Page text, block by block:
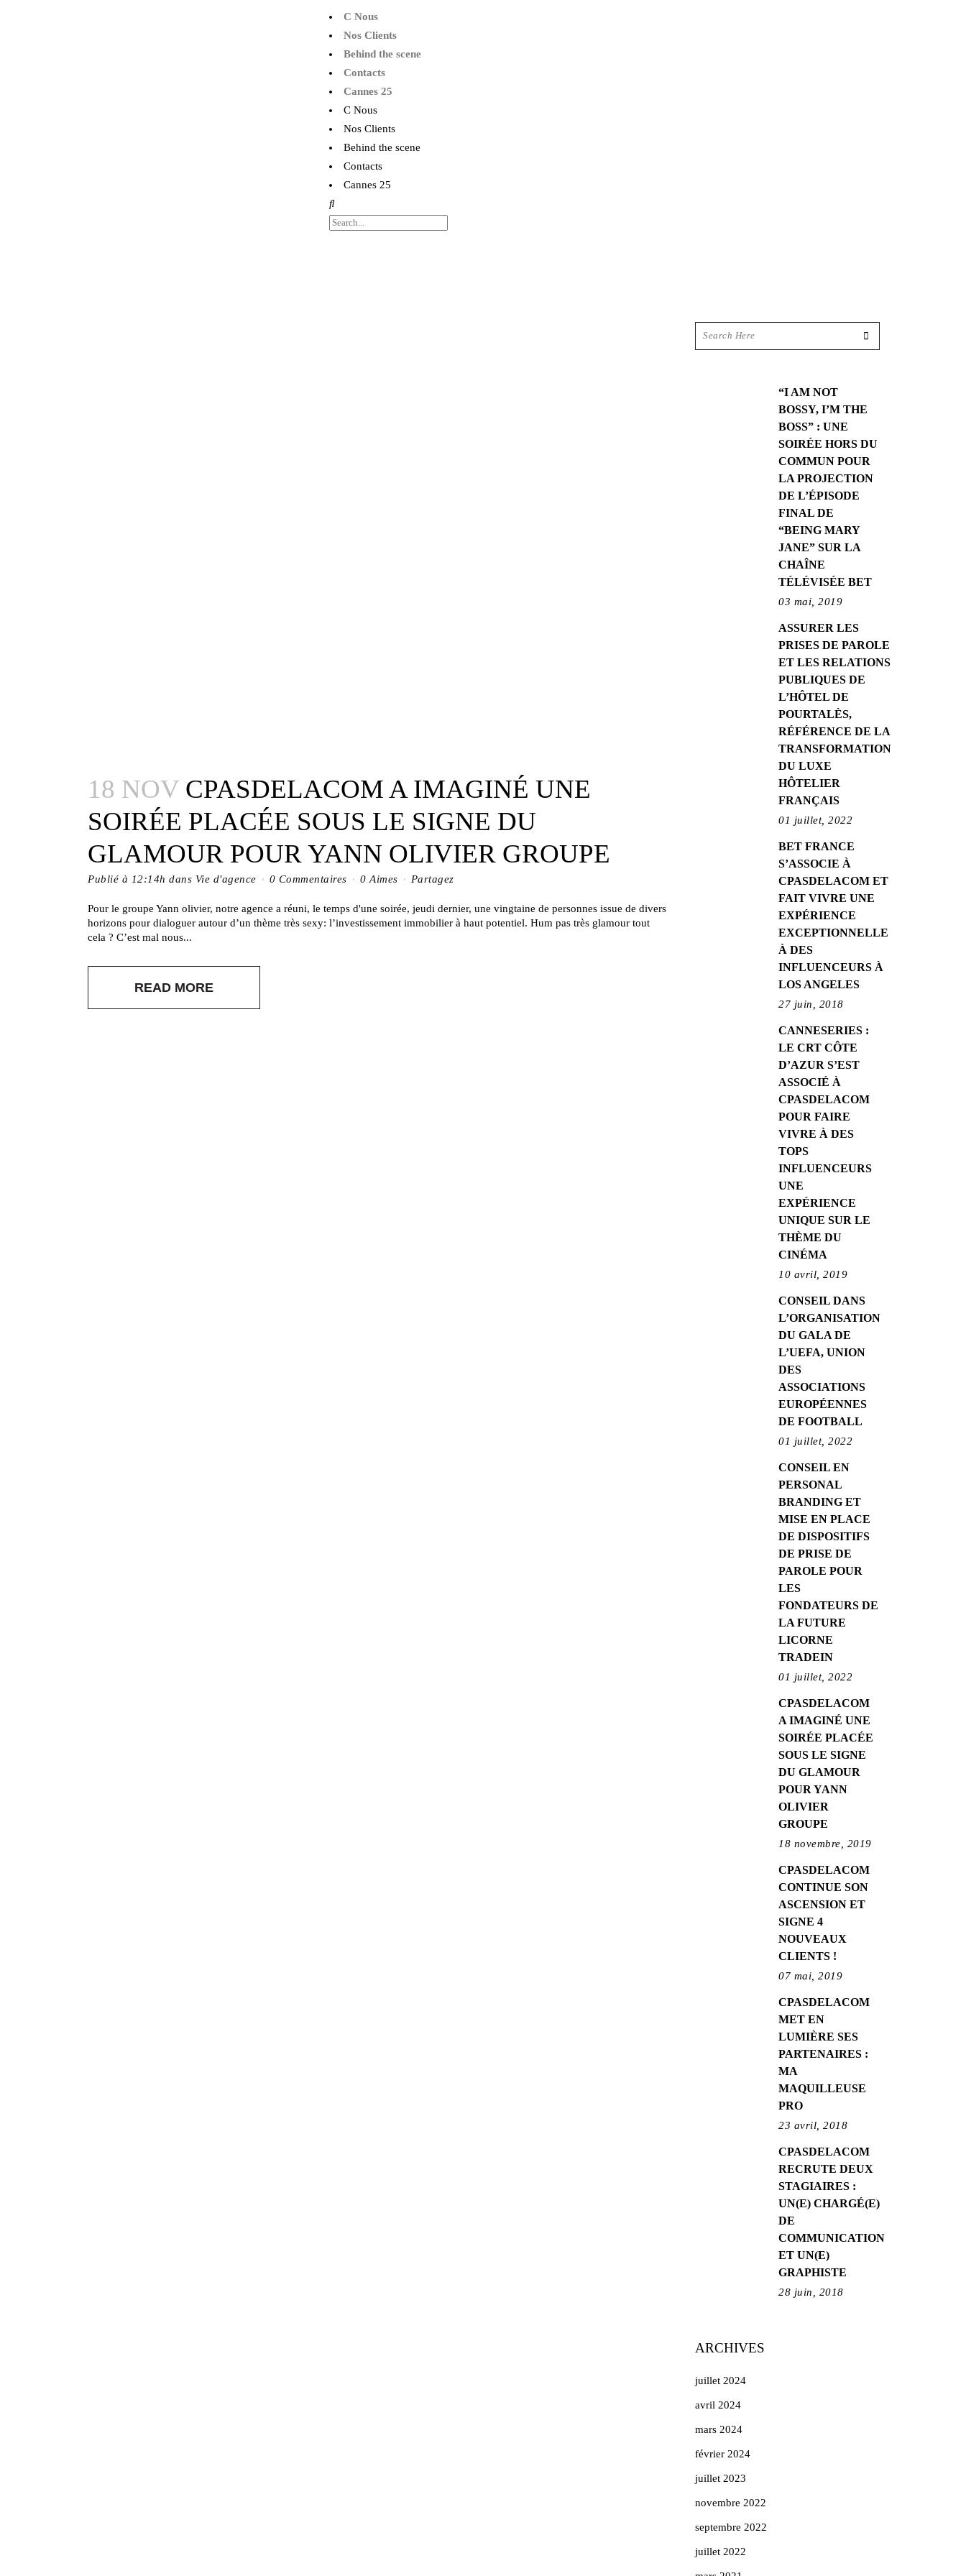
C Nous
Nos Clients
Behind the scene
Contacts
Cannes 25
C Nous
Nos Clients
Behind the scene
Contacts
Cannes 25
18 NOV CPASDELACOM A IMAGINÉ UNE
SOIRÉE PLACÉE SOUS LE SIGNE DU
GLAMOUR POUR YANN OLIVIER GROUPE
Publié à 12:14h dans Vie d'agence 0 Commentaires 0 Aimes Partagez
Pour le groupe Yann olivier, notre agence a réuni, le temps d'une soirée, jeudi dernier, une vingtaine de personnes issue de divers
horizons pour dialoguer autour d’un thème très sexy: l’investissement immobilier à haut potentiel. Hum pas très glamour tout
cela ? C’est mal nous...
READ MORE
“I AM NOT
BOSSY, I’M THE
BOSS” : UNE
SOIRÉE HORS DU
COMMUN POUR
LA PROJECTION
DE L’ÉPISODE
FINAL DE
“BEING MARY
JANE” SUR LA
CHAÎNE
TÉLÉVISÉE BET
03 mai, 2019
ASSURER LES
PRISES DE PAROLE
ET LES RELATIONS
PUBLIQUES DE
L’HÔTEL DE
POURTALÈS,
RÉFÉRENCE DE LA
TRANSFORMATION
DU LUXE
HÔTELIER
FRANÇAIS
01 juillet, 2022
BET FRANCE
S’ASSOCIE À
CPASDELACOM ET
FAIT VIVRE UNE
EXPÉRIENCE
EXCEPTIONNELLE
À DES
INFLUENCEURS À
LOS ANGELES
27 juin, 2018
CANNESERIES :
LE CRT CÔTE
D’AZUR S’EST
ASSOCIÉ À
CPASDELACOM
POUR FAIRE
VIVRE À DES
TOPS
INFLUENCEURS
UNE
EXPÉRIENCE
UNIQUE SUR LE
THÈME DU
CINÉMA
10 avril, 2019
CONSEIL DANS
L’ORGANISATION
DU GALA DE
L’UEFA, UNION
DES
ASSOCIATIONS
EUROPÉENNES
DE FOOTBALL
01 juillet, 2022
CONSEIL EN
PERSONAL
BRANDING ET
MISE EN PLACE
DE DISPOSITIFS
DE PRISE DE
PAROLE POUR
LES
FONDATEURS DE
LA FUTURE
LICORNE
TRADEIN
01 juillet, 2022
CPASDELACOM
A IMAGINÉ UNE
SOIRÉE PLACÉE
SOUS LE SIGNE
DU GLAMOUR
POUR YANN
OLIVIER
GROUPE
18 novembre, 2019
CPASDELACOM
CONTINUE SON
ASCENSION ET
SIGNE 4
NOUVEAUX
CLIENTS !
07 mai, 2019
CPASDELACOM
MET EN
LUMIÈRE SES
PARTENAIRES :
MA
MAQUILLEUSE
PRO
23 avril, 2018
CPASDELACOM
RECRUTE DEUX
STAGIAIRES :
UN(E) CHARGÉ(E)
DE
COMMUNICATION
ET UN(E)
GRAPHISTE
28 juin, 2018
ARCHIVES
juillet 2024
avril 2024
mars 2024
février 2024
juillet 2023
novembre 2022
septembre 2022
juillet 2022